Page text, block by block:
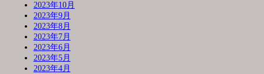
2023年10月
2023年9月
2023年8月
2023年7月
2023年6月
2023年5月
2023年4月